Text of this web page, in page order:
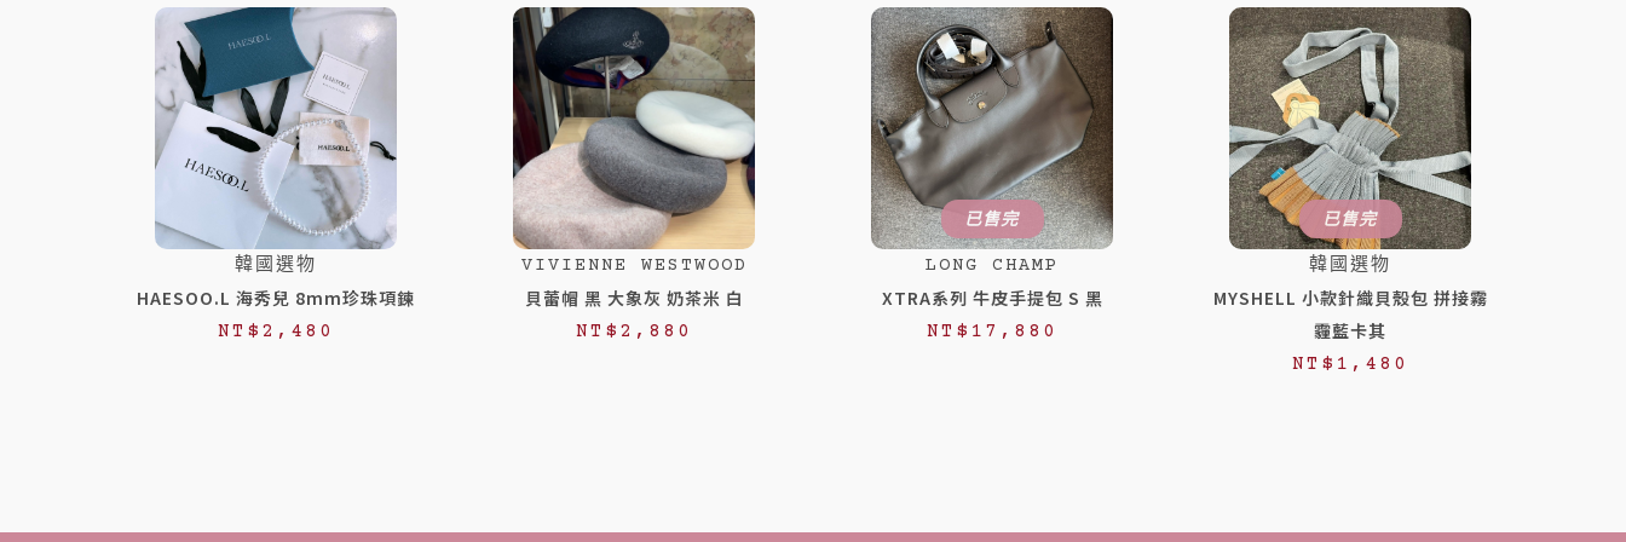
韓國選物
HAESOO.L 海秀兒 8mm珍珠項鍊
NT$ 2,480
VIVIENNE WESTWOOD
貝蕾帽 黑 大象灰 奶茶米 白
NT$ 2,880
已售完
LONG CHAMP
XTRA系列 牛皮手提包 S 黑
NT$ 17,880
已售完
韓國選物
MYSHELL 小款針織貝殼包 拼接霧
霾藍卡其
NT$ 1,480